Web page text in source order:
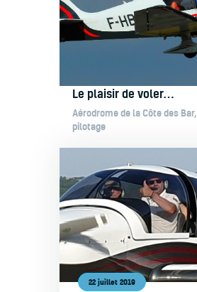
Le plaisir de voler…
Aérodrome de la Côte des Bar,
pilotage
22 juillet 2019